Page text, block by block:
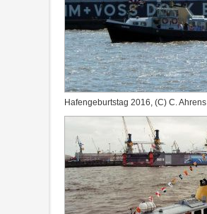
Hafengeburtstag 2016, (C) C. Ahrens